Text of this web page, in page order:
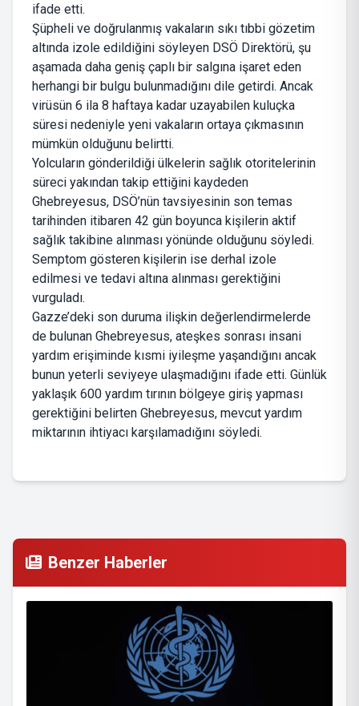
ifade etti.
Şüpheli ve doğrulanmış vakaların sıkı tıbbi gözetim
altında izole edildiğini söyleyen DSÖ Direktörü, şu
aşamada daha geniş çaplı bir salgına işaret eden
herhangi bir bulgu bulunmadığını dile getirdi. Ancak
virüsün 6 ila 8 haftaya kadar uzayabilen kuluçka
süresi nedeniyle yeni vakaların ortaya çıkmasının
mümkün olduğunu belirtti.
Yolcuların gönderildiği ülkelerin sağlık otoritelerinin
süreci yakından takip ettiğini kaydeden
Ghebreyesus, DSÖ’nün tavsiyesinin son temas
tarihinden itibaren 42 gün boyunca kişilerin aktif
sağlık takibine alınması yönünde olduğunu söyledi.
Semptom gösteren kişilerin ise derhal izole
edilmesi ve tedavi altına alınması gerektiğini
vurguladı.
Gazze’deki son duruma ilişkin değerlendirmelerde
de bulunan Ghebreyesus, ateşkes sonrası insani
yardım erişiminde kısmi iyileşme yaşandığını ancak
bunun yeterli seviyeye ulaşmadığını ifade etti. Günlük
yaklaşık 600 yardım tırının bölgeye giriş yapması
gerektiğini belirten Ghebreyesus, mevcut yardım
miktarının ihtiyacı karşılamadığını söyledi.
Benzer Haberler